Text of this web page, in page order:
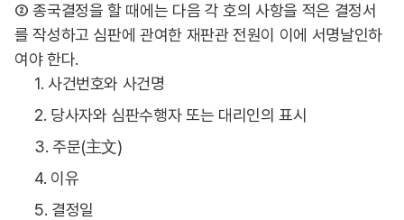
② 종국결정을 할 때에는 다음 각 호의 사항을 적은 결정서
를 작성하고 심판에 관여한 재판관 전원이 이에 서명날인하
여야 한다.
1. 사건번호와 사건명
2. 당사자와 심판수행자 또는 대리인의 표시
3. 주문(主文)
4. 이유
5. 결정일